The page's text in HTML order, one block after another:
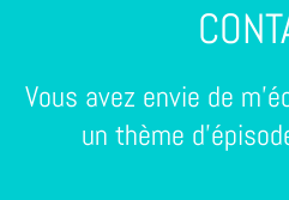
Vous avez envie de
un thème